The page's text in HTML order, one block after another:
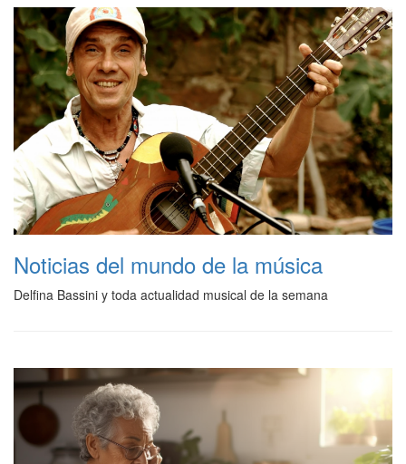
Noticias del mundo de la música
Delfina Bassini y toda actualidad musical de la semana